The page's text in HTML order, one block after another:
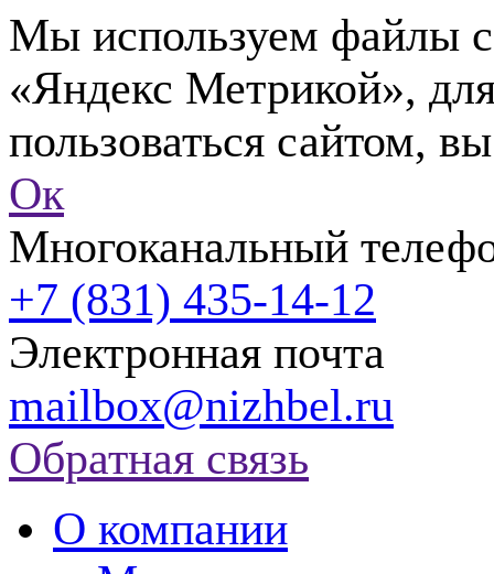
Мы используем файлы
«Яндекс Метрикой»,
пользоваться сайтом,
Ок
Многоканальный
+7 (831) 435-14-12
Электронная почта
mailbox@nizhbel.ru
Обратная связь
О компании